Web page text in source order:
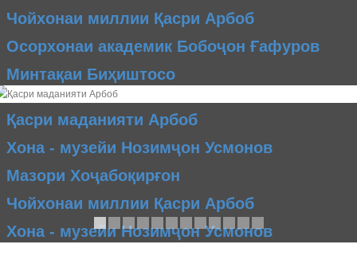
Чойхонаи миллии Қасри Арбоб
Осорхонаи академик Бобоҷон Ғафуров
Минтақаи Биҳиштосо
Қасри маданияти Арбоб
Хона - музейи Нозимҷон Усмонов
Мазори Хоҷабоқирғон
Чойхонаи миллии Қасри Арбоб
Хона - музейи Нозимҷон Усмонов